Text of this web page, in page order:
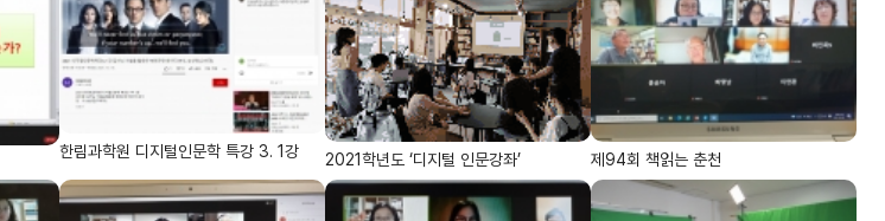
한림과학원 디지털인문학 특강 3. 1강 2021학년도 ‘디지털 인문강좌’ 제94회 책읽는 춘천